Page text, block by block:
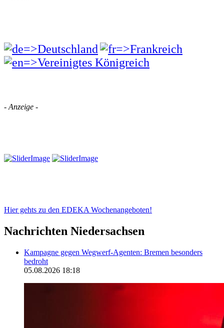
- Anzeige -
Hier gehts zu den EDEKA Wochenangeboten!
Nachrichten Niedersachsen
Kampagne gegen Wegwerf-Agenten: Bremen besonders
bedroht
05.08.2026 18:18